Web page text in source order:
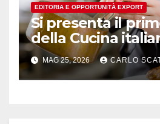
EDITORIA E OPPORTUNITÀ EXPORT
Si presenta il
della Cucina
Svizzera
MAG 25, 2026 CARLO